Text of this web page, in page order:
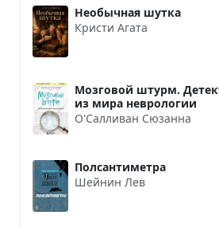
Необычная шутка
Кристи Агата
Мозговой штурм.
из мира неврологии
О'Салливан Сюзанна
Полсантиметра
Шейнин Лев